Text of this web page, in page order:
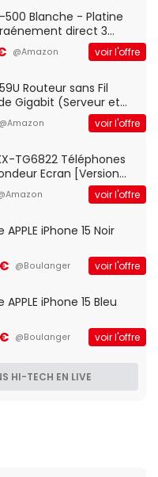
- Noir
500 Blanche - Platine
direct 3
45-78 trs/min) avec
et port USB
@Amazon voir l'offre
Routeur sans Fil
Gigabit (Serveur et
Vlan, Mode Point
contrôle Parental,
@Amazon voir l'offre
TG6822 Téléphones
Ecran [Version
voir l'offre
iPhone 15 Noir
@Boulanger voir l'offre
iPhone 15 Bleu
@Boulanger voir l'offre
HI-TECH EN LIVE